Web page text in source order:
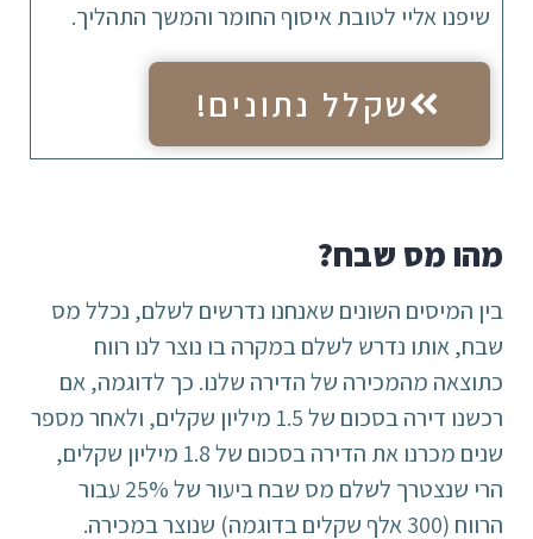
שיפנו אליי לטובת איסוף החומר והמשך התהליך.
שקלל נתונים!
מהו מס שבח?
בין המיסים השונים שאנחנו נדרשים לשלם, נכלל מס
שבח, אותו נדרש לשלם במקרה בו נוצר לנו רווח
כתוצאה מהמכירה של הדירה שלנו. כך לדוגמה, אם
רכשנו דירה בסכום של 1.5 מיליון שקלים, ולאחר מספר
שנים מכרנו את הדירה בסכום של 1.8 מיליון שקלים,
הרי שנצטרך לשלם מס שבח ביעור של 25% עבור
הרווח (300 אלף שקלים בדוגמה) שנוצר במכירה.